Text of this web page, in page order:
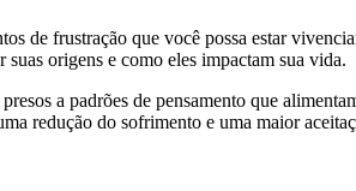
de frustração que você possa estar
origens e como eles impactam sua vida.
a padrões de pensamento que
redução do sofrimento e uma maior